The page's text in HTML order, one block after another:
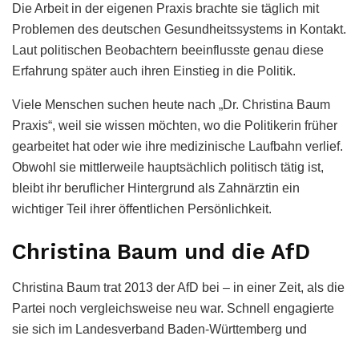
Die Arbeit in der eigenen Praxis brachte sie täglich mit
Problemen des deutschen Gesundheitssystems in Kontakt.
Laut politischen Beobachtern beeinflusste genau diese
Erfahrung später auch ihren Einstieg in die Politik.
Viele Menschen suchen heute nach „Dr. Christina Baum
Praxis“, weil sie wissen möchten, wo die Politikerin früher
gearbeitet hat oder wie ihre medizinische Laufbahn verlief.
Obwohl sie mittlerweile hauptsächlich politisch tätig ist,
bleibt ihr beruflicher Hintergrund als Zahnärztin ein
wichtiger Teil ihrer öffentlichen Persönlichkeit.
Christina Baum und die AfD
Christina Baum trat 2013 der AfD bei – in einer Zeit, als die
Partei noch vergleichsweise neu war. Schnell engagierte
sie sich im Landesverband Baden-Württemberg und